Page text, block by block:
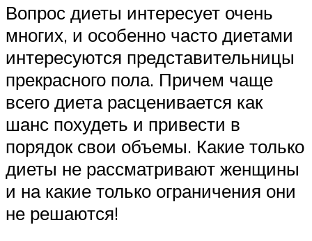
Вопрос диеты интересует очень
многих, и особенно часто диетами
интересуются представительницы
прекрасного пола. Причем чаще
всего диета расценивается как
шанс похудеть и привести в
порядок свои объемы. Какие только
диеты не рассматривают женщины
и на какие только ограничения они
не решаются!